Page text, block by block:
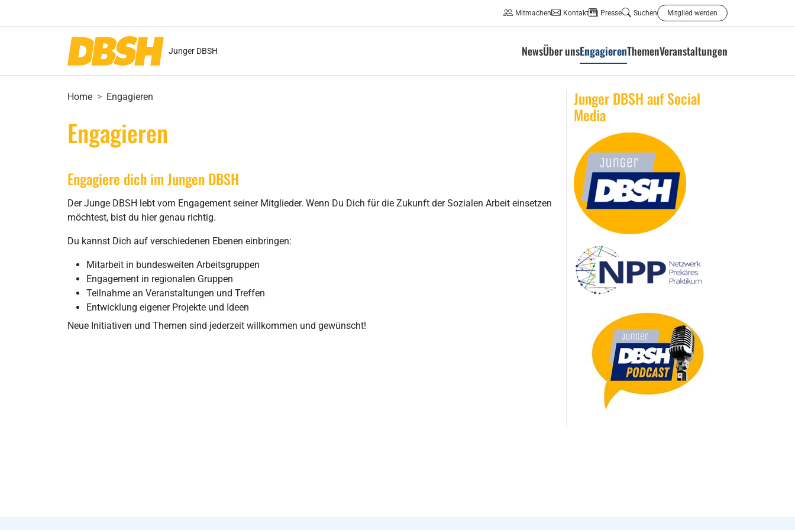
Mitmachen Kontakt Presse Suchen Mitglied werden
Junger DBSH NewsÜber unsEngagierenThemenVeranstaltungen
Home Engagieren
Engagieren
Engagiere dich im Jungen DBSH
Der Junge DBSH lebt vom Engagement seiner Mitglieder. Wenn Du Dich für die Zukunft der Sozialen Arbeit einsetzen
möchtest, bist du hier genau richtig.
Du kannst Dich auf verschiedenen Ebenen einbringen:
Mitarbeit in bundesweiten Arbeitsgruppen
Engagement in regionalen Gruppen
Teilnahme an Veranstaltungen und Treffen
Entwicklung eigener Projekte und Ideen
Neue Initiativen und Themen sind jederzeit willkommen und gewünscht!
Junger DBSH auf Social
Media